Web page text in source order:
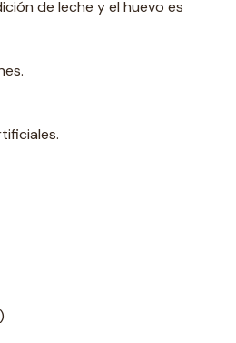
de leche y el huevo es